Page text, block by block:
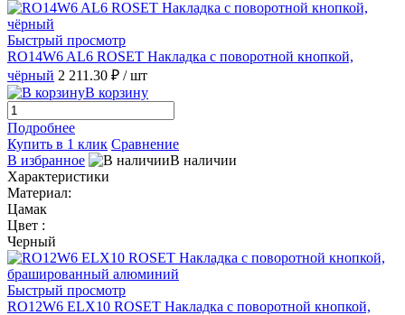
Быстрый просмотр
RO14W6 AL6 ROSET Накладка с поворотной кнопкой,
чёрный 2 211.30 ₽ / шт
В корзину
Подробнее
Купить в 1 клик Сравнение
В избранное
В наличии
Характеристики
Материал:
Цамак
Цвет :
Черный
Быстрый просмотр
RO12W6 ELX10 ROSET Накладка с поворотной кнопкой,